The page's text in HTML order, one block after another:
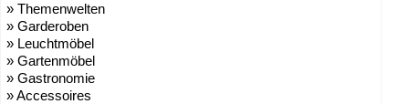
» Themenwelten
» Garderoben
» Leuchtmöbel
» Gartenmöbel
» Gastronomie
» Accessoires